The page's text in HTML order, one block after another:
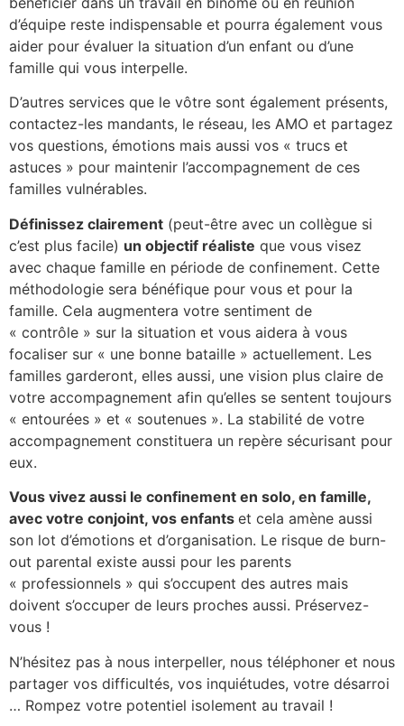
d’équipe reste indispensable et pourra également vous
aider pour évaluer la situation d’un enfant ou d’une
famille qui vous interpelle.
D’autres services que le vôtre sont également présents,
contactez-les mandants, le réseau, les AMO et partagez
vos questions, émotions mais aussi vos « trucs et
astuces » pour maintenir l’accompagnement de ces
familles vulnérables.
Définissez clairement (peut-être avec un collègue si
c’est plus facile) un objectif réaliste que vous visez
avec chaque famille en période de confinement. Cette
méthodologie sera bénéfique pour vous et pour la
famille. Cela augmentera votre sentiment de
« contrôle » sur la situation et vous aidera à vous
focaliser sur « une bonne bataille » actuellement. Les
familles garderont, elles aussi, une vision plus claire de
votre accompagnement afin qu’elles se sentent toujours
« entourées » et « soutenues ». La stabilité de votre
accompagnement constituera un repère sécurisant pour
eux.
Vous vivez aussi le confinement en solo, en famille,
avec votre conjoint, vos enfants et cela amène aussi
son lot d’émotions et d’organisation. Le risque de burn-
out parental existe aussi pour les parents
« professionnels » qui s’occupent des autres mais
doivent s’occuper de leurs proches aussi. Préservez-
vous !
N’hésitez pas à nous interpeller, nous téléphoner et nous
partager vos difficultés, vos inquiétudes, votre désarroi
… Rompez votre potentiel isolement au travail !